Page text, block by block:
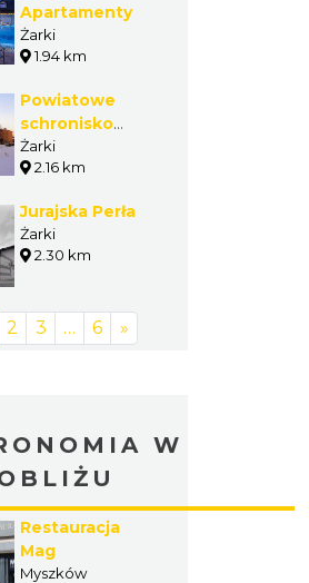
Apartamenty
Żarki
1.94 km
Powiatowe
schronisko
młodzieżowe
(czynne VII-VIII)
Żarki
2.16 km
Jurajska Perła
Żarki
2.30 km
2 3 … 6 »
W
Restauracja
Mag
Myszków